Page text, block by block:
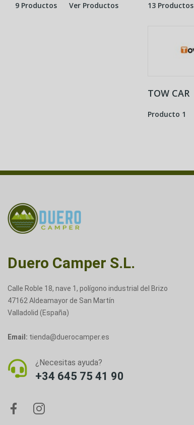
9 Productos Ver Productos 13 Productos
TOW CAR
Producto 1
Duero Camper S.L.
Calle Roble 18, nave 1, polígono industrial del Brizo
47162 Aldeamayor de San Martín
Valladolid (España)
Email: tienda@duerocamper.es
¿Necesitas ayuda?
+34 645 75 41 90